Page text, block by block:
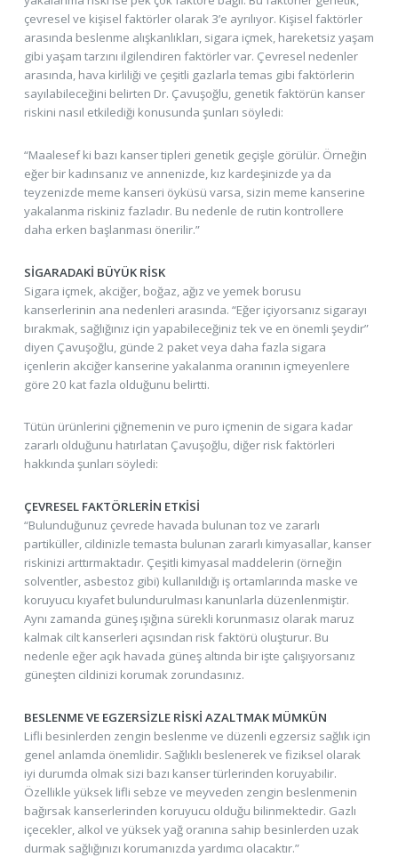
çevresel ve kişisel faktörler olarak 3’e ayrılıyor. Kişisel faktörler
arasında beslenme alışkanlıkları, sigara içmek, hareketsiz yaşam
gibi yaşam tarzını ilgilendiren faktörler var. Çevresel nedenler
arasında, hava kirliliği ve çeşitli gazlarla temas gibi faktörlerin
sayılabileceğini belirten Dr. Çavuşoğlu, genetik faktörün kanser
riskini nasıl etkilediği konusunda şunları söyledi:
“Maalesef ki bazı kanser tipleri genetik geçişle görülür. Örneğin
eğer bir kadınsanız ve annenizde, kız kardeşinizde ya da
teyzenizde meme kanseri öyküsü varsa, sizin meme kanserine
yakalanma riskiniz fazladır. Bu nedenle de rutin kontrollere
daha erken başlanması önerilir.”
SİGARADAKİ BÜYÜK RİSK
Sigara içmek, akciğer, boğaz, ağız ve yemek borusu
kanserlerinin ana nedenleri arasında. “Eğer içiyorsanız sigarayı
bırakmak, sağlığınız için yapabileceğiniz tek ve en önemli şeydir”
diyen Çavuşoğlu, günde 2 paket veya daha fazla sigara
içenlerin akciğer kanserine yakalanma oranının içmeyenlere
göre 20 kat fazla olduğunu belirtti.
Tütün ürünlerini çiğnemenin ve puro içmenin de sigara kadar
zararlı olduğunu hatırlatan Çavuşoğlu, diğer risk faktörleri
hakkında şunları söyledi:
ÇEVRESEL FAKTÖRLERİN ETKİSİ
“Bulunduğunuz çevrede havada bulunan toz ve zararlı
partiküller, cildinizle temasta bulunan zararlı kimyasallar, kanser
riskinizi arttırmaktadır. Çeşitli kimyasal maddelerin (örneğin
solventler, asbestoz gibi) kullanıldığı iş ortamlarında maske ve
koruyucu kıyafet bulundurulması kanunlarla düzenlenmiştir.
Aynı zamanda güneş ışığına sürekli korunmasız olarak maruz
kalmak cilt kanserleri açısından risk faktörü oluşturur. Bu
nedenle eğer açık havada güneş altında bir işte çalışıyorsanız
güneşten cildinizi korumak zorundasınız.
BESLENME VE EGZERSİZLE RİSKİ AZALTMAK MÜMKÜN
Lifli besinlerden zengin beslenme ve düzenli egzersiz sağlık için
genel anlamda önemlidir. Sağlıklı beslenerek ve fiziksel olarak
iyi durumda olmak sizi bazı kanser türlerinden koruyabilir.
Özellikle yüksek lifli sebze ve meyveden zengin beslenmenin
bağırsak kanserlerinden koruyucu olduğu bilinmektedir. Gazlı
içecekler, alkol ve yüksek yağ oranına sahip besinlerden uzak
durmak sağlığınızı korumanızda yardımcı olacaktır.”